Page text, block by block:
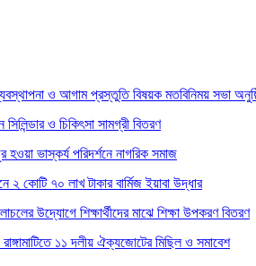
ও আগাম প্রস্তুতি বিষয়ক মতবিনিময় সভা
ও চিকিৎসা সামগ্রী বিতরণ
হওয়া ভাস্কর্য পরিদর্শনে নাগরিক সমাজ
২ কোটি ৭০ লাখ টাকার বার্মিজ ইয়াবা উদ্ধার
উদ্যোগে শিক্ষার্থীদের মাঝে শিক্ষা উপকরণ বিতরণ
১১ দলীয় ঐক্যজোটের মিছিল ও সমাবেশ